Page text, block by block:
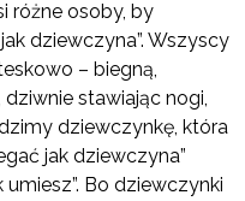
różne osoby, by
dziewczyna”. Wszyscy
– biegną,
stawiając nogi,
dziewczynkę, która
jak dziewczyna”
Bo dziewczynki